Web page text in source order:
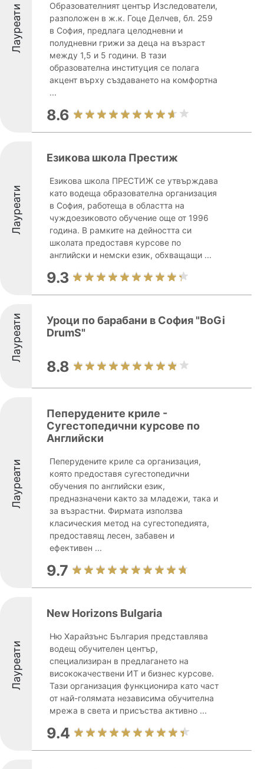
Лауреати
Образователният център Изследователи,
разположен в ж.к. Гоце Делчев, бл. 259
в София, предлага целодневни и
полудневни грижи за деца на възраст
между 1,5 и 5 години. В тази
образователна институция се полага
акцент върху създаването на комфортна
...
8.6
Лауреати
Езикова школа Престиж
Езикова школа ПРЕСТИЖ се утвърждава
като водеща образователна организация
в София, работеща в областта на
чуждоезиковото обучение още от 1996
година. В рамките на дейността си
школата предоставя курсове по
английски и немски език, обхващащи ...
9.3
Лауреати
Уроци по барабани в София "BoGi
DrumS"
8.8
Лауреати
Пеперудените криле -
Сугестопедични курсове по
Английски
Пеперудените криле са организация,
която предоставя сугестопедични
обучения по английски език,
предназначени както за младежи, така и
за възрастни. Фирмата използва
класическия метод на сугестопедията,
предоставящ лесен, забавен и
ефективен ...
9.7
Лауреати
New Horizons Bulgaria
Ню Харайзънс България представлява
водещ обучителен център,
специализиран в предлагането на
висококачествени ИТ и бизнес курсове.
Тази организация функционира като част
от най-голямата независима обучителна
мрежа в света и присъства активно ...
9.4